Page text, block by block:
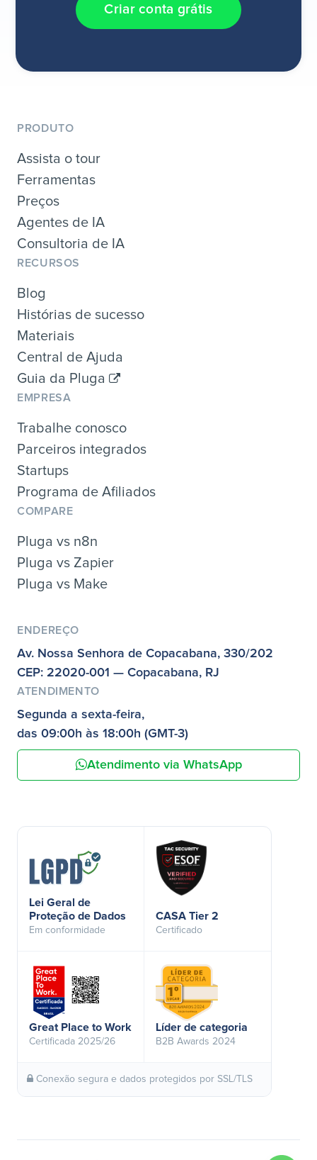
Criar conta grátis
PRODUTO
Assista o tour
Ferramentas
Preços
Agentes de IA
Consultoria de IA
RECURSOS
Blog
Histórias de sucesso
Materiais
Central de Ajuda
Guia da Pluga
EMPRESA
Trabalhe conosco
Parceiros integrados
Startups
Programa de Afiliados
COMPARE
Pluga vs n8n
Pluga vs Zapier
Pluga vs Make
ENDEREÇO
Av. Nossa Senhora de Copacabana, 330/202
CEP: 22020-001 — Copacabana, RJ
ATENDIMENTO
Segunda a sexta-feira,
das 09:00h às 18:00h (GMT-3)
Atendimento via WhatsApp
Lei Geral de
Proteção de Dados
Em conformidade
CASA Tier 2
Certificado
Great Place to Work
Certificada 2025/26
Líder de categoria
B2B Awards 2024
Conexão segura e dados protegidos por SSL/TLS